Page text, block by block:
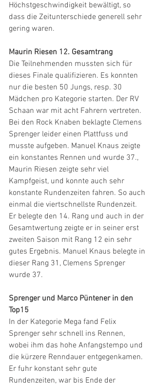
Höchstgeschwindigkeit bewältigt, so
dass die Zeitunterschiede generell sehr
gering waren.
Maurin Riesen 12. Gesamtrang
Die Teilnehmenden mussten sich für
dieses Finale qualifizieren. Es konnten
nur die besten 50 Jungs, resp. 30
Mädchen pro Kategorie starten. Der RV
Schaan war mit acht Fahrern vertreten.
Bei den Rock Knaben beklagte Clemens
Sprenger leider einen Plattfuss und
musste aufgeben. Manuel Knaus zeigte
ein konstantes Rennen und wurde 37.,
Maurin Riesen zeigte sehr viel
Kampfgeist, und konnte auch sehr
konstante Rundenzeiten fahren. So auch
einmal die viertschnellste Rundenzeit.
Er belegte den 14. Rang und auch in der
Gesamtwertung zeigte er in seiner erst
zweiten Saison mit Rang 12 ein sehr
gutes Ergebnis. Manuel Knaus belegte in
dieser Rang 31, Clemens Sprenger
wurde 37.
Sprenger und Marco Püntener in den
Top15
In der Kategorie Mega fand Felix
Sprenger sehr schnell ins Rennen,
wobei ihm das hohe Anfangstempo und
die kürzere Renndauer entgegenkamen.
Er fuhr konstant sehr gute
Rundenzeiten, war bis Ende der